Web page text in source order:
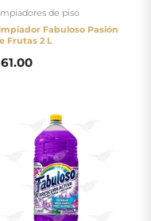
de piso
Fabuloso Pasión
Frutas 2 L
61.00